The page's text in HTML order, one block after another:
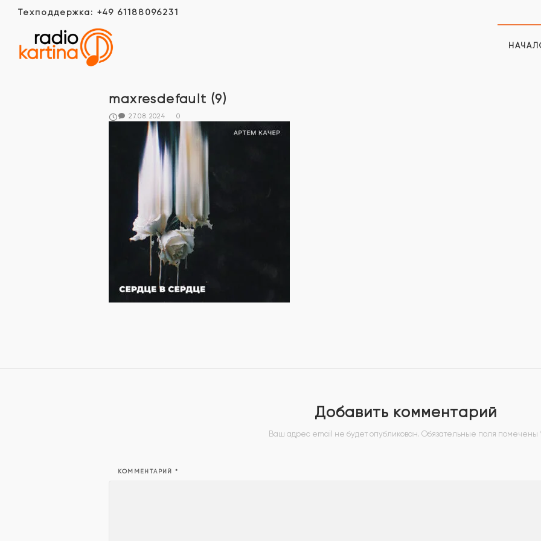
Техподдержка: +49 61188096231
maxresdefault (9)
27.08.2024 0
Добавить комментарий
Ваш адрес email не будет опубликован. Обязательные поля помечены
КОММЕНТАРИЙ*